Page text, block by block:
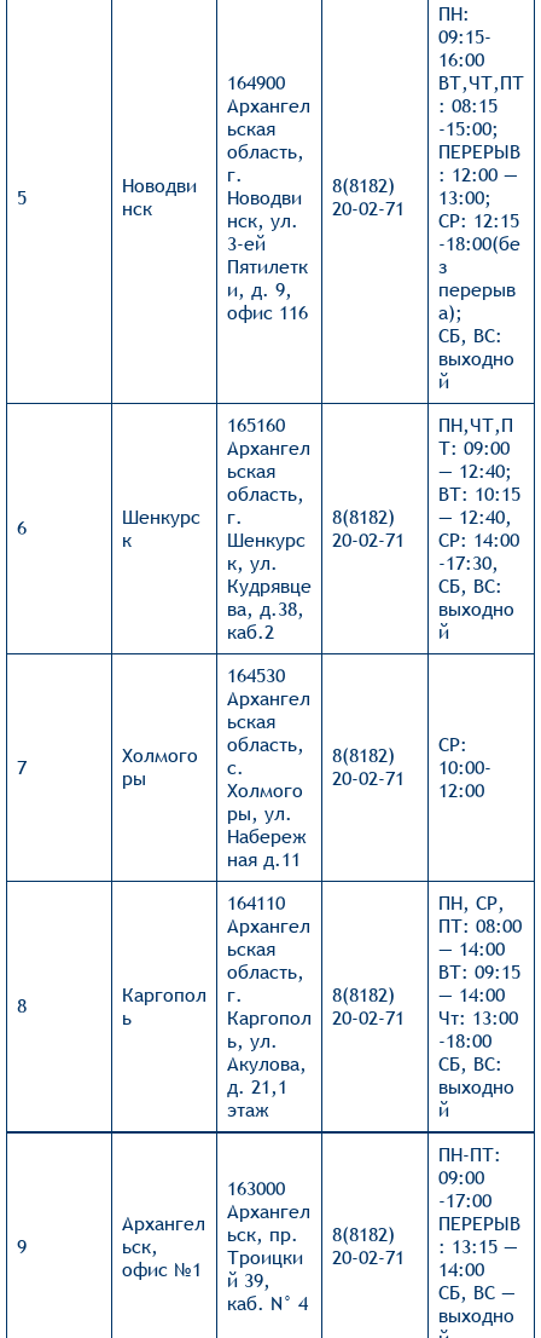
5
Новодви
нск
164900
Архангел
ьская
область,
г.
Новодви
нск, ул.
3-ей
Пятилетк
и, д. 9,
офис 116
8(8182)
20-02-71
ПН:
09:15-
16:00
ВТ,ЧТ,ПТ
: 08:15
-15:00;
ПЕРЕРЫВ
: 12:00 —
13:00;
СР: 12:15
-18:00(бе
з
перерыв
а);
СБ, ВС:
выходно
й
6
Шенкурс
к
165160
Архангел
ьская
область,
г.
Шенкурс
к, ул.
Кудрявце
ва, д.38,
каб.2
8(8182)
20-02-71
ПН,ЧТ,П
Т: 09:00
— 12:40;
ВТ: 10:15
— 12:40,
СР: 14:00
-17:30,
СБ, ВС:
выходно
й
7
Холмого
ры
164530
Архангел
ьская
область,
с.
Холмого
ры, ул.
Набереж
ная д.11
8(8182)
20-02-71
СР:
10:00-
12:00
8
Каргопол
ь
164110
Архангел
ьская
область,
г.
Каргопол
ь, ул.
Акулова,
д. 21,1
этаж
8(8182)
20-02-71
ПН, СР,
ПТ: 08:00
— 14:00
ВТ: 09:15
— 14:00
Чт: 13:00
-18:00
СБ, ВС:
выходно
й
9
Архангел
ьск,
офис №1
163000
Архангел
ьск, пр.
Троицки
й 39,
каб. N° 4
8(8182)
20-02-71
ПН-ПТ:
09:00
-17:00
ПЕРЕРЫВ
: 13:15 —
14:00
СБ, ВС —
выходно